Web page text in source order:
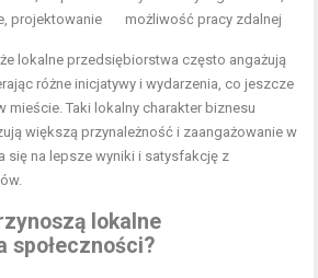
projektowanie
możliwość pracy zdalnej
lokalne przedsiębiorstwa często angażują
różne inicjatywy i wydarzenia, co jeszcze
mieście. Taki lokalny charakter biznesu
większą przynależność i zaangażowanie w
się na lepsze wyniki i satysfakcję z
lokalne
społeczności?